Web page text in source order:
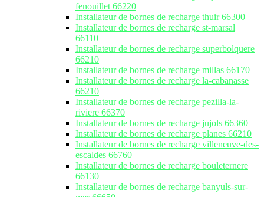
fenouillet 66220
Installateur de bornes de recharge thuir 66300
Installateur de bornes de recharge st-marsal
66110
Installateur de bornes de recharge superbolquere
66210
Installateur de bornes de recharge millas 66170
Installateur de bornes de recharge la-cabanasse
66210
Installateur de bornes de recharge pezilla-la-
riviere 66370
Installateur de bornes de recharge jujols 66360
Installateur de bornes de recharge planes 66210
Installateur de bornes de recharge villeneuve-des-
escaldes 66760
Installateur de bornes de recharge bouleternere
66130
Installateur de bornes de recharge banyuls-sur-